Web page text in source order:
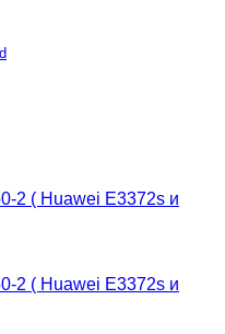
2 ( Huawei E3372s и
2 ( Huawei E3372s и